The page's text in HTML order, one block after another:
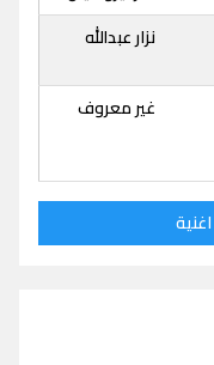
نزار عبدالله
غير معروف